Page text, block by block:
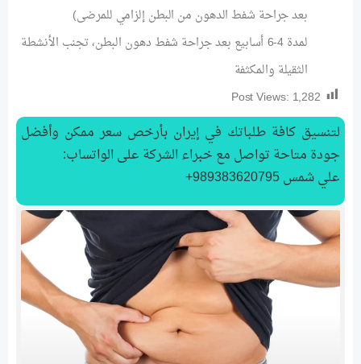
بعد جراحة شفط الدهون من البطن إلزامي للمرضى)
لمدة 4-6 أسابيع بعد جراحة شفط دهون البطن، تجنب الأنشطة
الثقيلة والمكثفة
Post Views:1,282
لتنسیق كافة طلباتك في إيران بأرخص سعر ممكن وأفضل
جودة متاحة تواصل مع خبراء الشركة على الواتساب:
علي شمس 989383620795+